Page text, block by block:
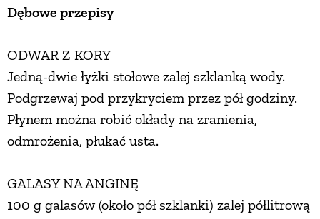
Dębowe przepisy
ODWAR Z KORY
Jedną-dwie łyżki stołowe zalej szklanką wody.
Podgrzewaj pod przykryciem przez pół godziny.
Płynem można robić okłady na zranienia,
odmrożenia, płukać usta.
GALASY NA ANGINĘ
100 g galasów (około pół szklanki) zalej półlitrową